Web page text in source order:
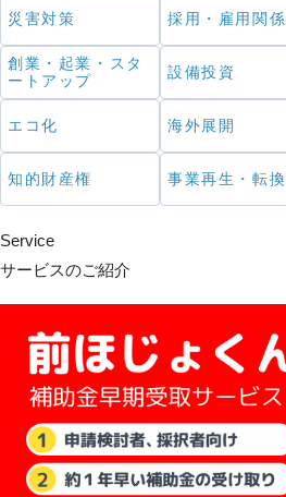
災害対策 採用・雇用関係
創業・起業・スタ
ートアップ
設備投資
エコ化 海外展開
知的財産権 事業再生・転換
Service
サービスのご紹介